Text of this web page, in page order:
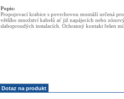
Popis:
Propojovací krabice s povrchovou montáží určená
většího množství kabelů ať již napájecích nebo
slaboproudých instalacích. Ochranný kontakt řešen
Dotaz na produkt